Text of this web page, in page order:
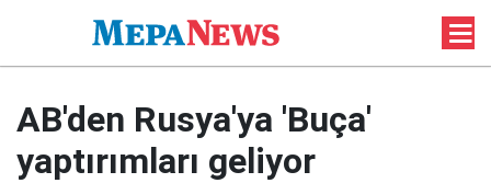
AB'den Rusya'ya 'Buça'
yaptırımları geliyor